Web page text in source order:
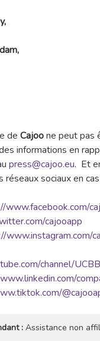
de Cajoone peut pas
informations en
press@cajoo.eu. Et
réseaux sociaux en
www.facebook.com/
cajooapp
www.instagram.com/
channel/
: Assistance non